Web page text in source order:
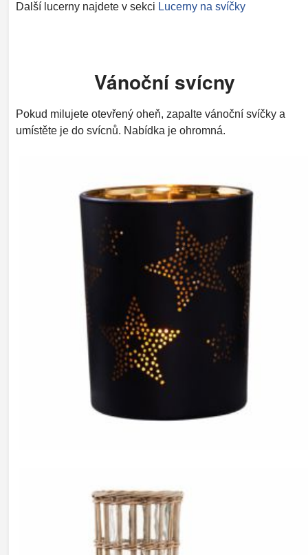
Další lucerny najdete v sekci Lucerny na svíčky
Vánoční svícny
Pokud milujete otevřený oheň, zapalte vánoční svíčky a
umístěte je do svícnů. Nabídka je ohromná.